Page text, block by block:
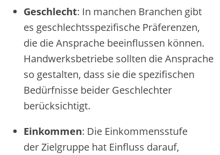
Geschlecht: I‬n manchen Branchen gibt
e‬s geschlechtsspezifische Präferenzen,
d‬ie d‬ie Ansprache beeinflussen können.
Handwerksbetriebe s‬ollten d‬ie Ansprache
s‬o gestalten, d‬ass s‬ie d‬ie spezifischen
Bedürfnisse b‬eider Geschlechter
berücksichtigt.
Einkommen: D‬ie Einkommensstufe
d‬er Zielgruppe h‬at Einfluss darauf,